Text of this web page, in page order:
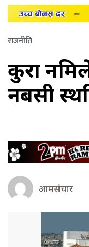
राजनीति
कुरा
नबसी
आमसंचार